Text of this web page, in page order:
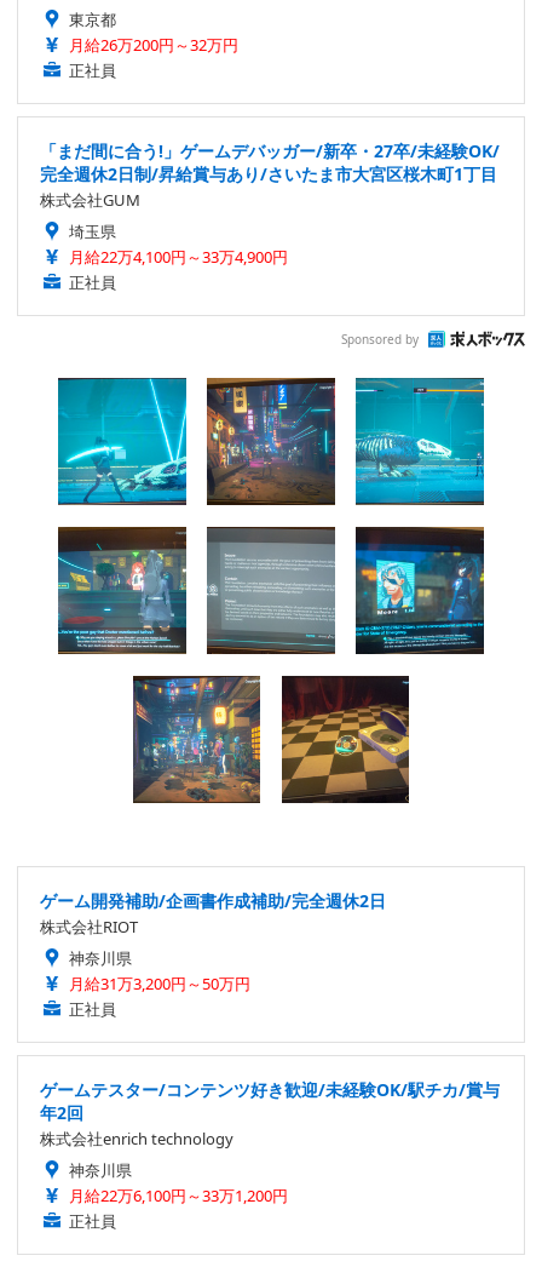
東京都
月給26万200円～32万円
正社員
「まだ間に合う!」ゲームデバッガー/新卒・27卒/未経験OK/
完全週休2日制/昇給賞与あり/さいたま市大宮区桜木町1丁目
株式会社GUM
埼玉県
月給22万4,100円～33万4,900円
正社員
Sponsored by
ゲーム開発補助/企画書作成補助/完全週休2日
株式会社RIOT
神奈川県
月給31万3,200円～50万円
正社員
ゲームテスター/コンテンツ好き歓迎/未経験OK/駅チカ/賞与
年2回
株式会社enrich technology
神奈川県
月給22万6,100円～33万1,200円
正社員